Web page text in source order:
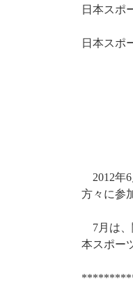
日本スポ
日本スポ
2012年6
方々に参
7月は
本スポー